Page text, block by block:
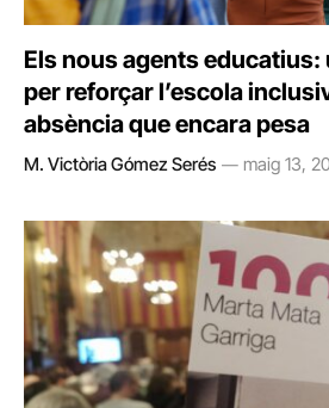
Els nous agents
per reforçar l’escola
absència que encara pesa
M. Victòria Gómez Serés maig 13,